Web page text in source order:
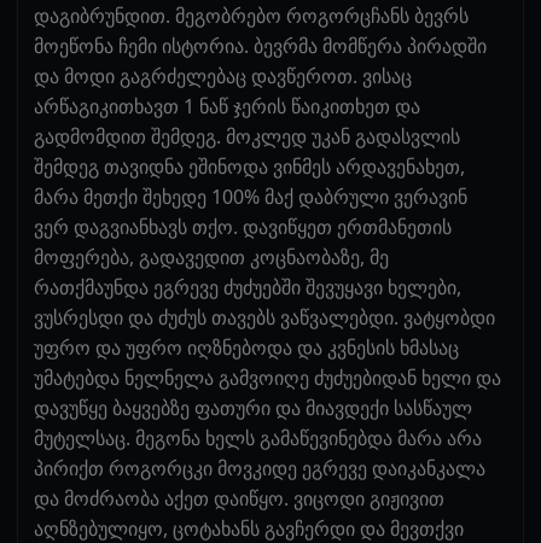
დაგიბრუნდით. მეგობრებო როგორცჩანს ბევრს
მოეწონა ჩემი ისტორია. ბევრმა მომწერა პირადში
და მოდი გაგრძელებაც დავწეროთ. ვისაც
არწაგიკითხავთ 1 ნაწ ჯერის წაიკითხეთ და
გადმომდით შემდეგ. მოკლედ უკან გადასვლის
შემდეგ თავიდნა ეშინოდა ვინმეს არდავენახეთ,
მარა მეთქი შეხედე 100% მაქ დაბრული ვერავინ
ვერ დაგვიანხავს თქო. დავიწყეთ ერთმანეთის
მოფერება, გადავედით კოცნაობაზე, მე
რათქმაუნდა ეგრევე ძუძუებში შევუყავი ხელები,
ვუსრესდი და ძუძუს თავებს ვაწვალებდი. ვატყობდი
უფრო და უფრო იღზნებოდა და კვნესის ხმასაც
უმატებდა ნელნელა გამვოიღე ძუძუებიდან ხელი და
დავუწყე ბაყვებზე ფათური და მიავდექი სასწაულ
მუტელსაც. მეგონა ხელს გამაწევინებდა მარა არა
პირიქთ როგორცკი მოვკიდე ეგრევე დაიკანკალა
და მოძრაობა აქეთ დაიწყო. ვიცოდი გიჟივით
აღნზებულიყო, ცოტახანს გავჩერდი და მევთქვი